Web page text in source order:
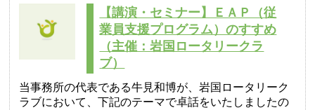
【講演・セミナー】ＥＡＰ（従
業員支援プログラム）のすすめ
（主催：岩国ロータリークラ
ブ）
当事務所の代表である牛見和博が、岩国ロータリーク
ラブにおいて、下記のテーマで卓話をいたしましたの